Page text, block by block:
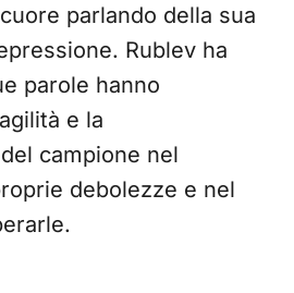
parlando della sua
Rublev ha
parole hanno
e la
campione nel
debolezze e nel